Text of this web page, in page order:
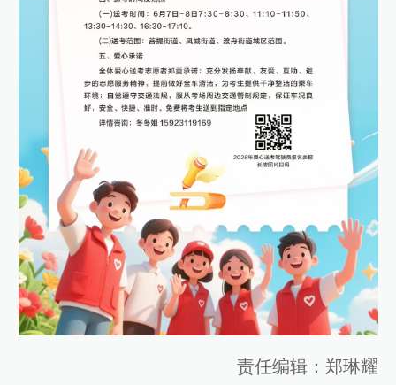
责任编辑：郑琳耀